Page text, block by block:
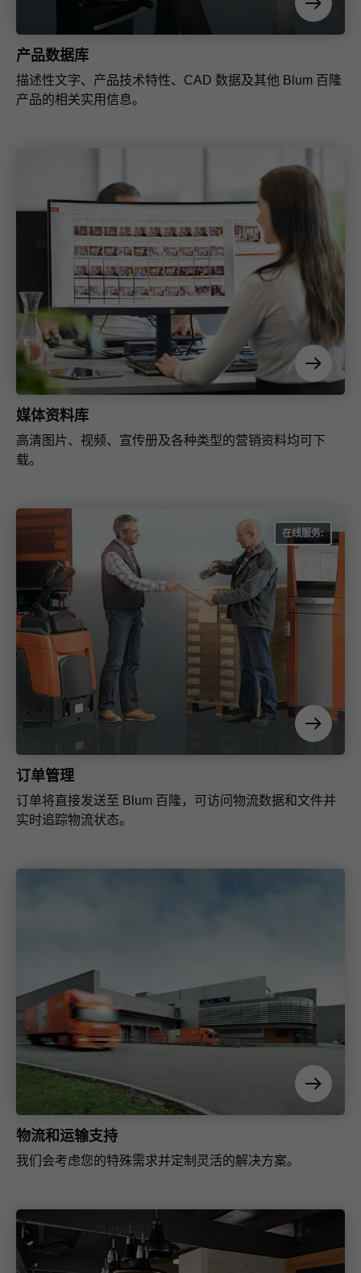
产品数据库
描述性文字、产品技术特性、CAD 数据及其他 Blum 百隆
产品的相关实用信息。
导入 CAD/CAM 软件的应用程序
您可以毫不费力地从我们的柜体配置工具中将柜体及五金
件数据导入 CAD/CAM 软件中。
导入在线商店的应用程序
将完整的五金件清单从我们的柜体配置工具中直接导入所
选经销商的在线商店系统中。
加工工具选择器
每款产品都能找到相应的加工辅助工具。
产品数据库
描述性文字、产品技术特性、CAD 数据及其他 Blum 百隆
产品的相关实用信息。
媒体资料库
高清图片、视频、宣传册及各种类型的营销资料均可下
载。
在线服务:
订单管理
订单将直接发送至 Blum 百隆，可访问物流数据和文件并
实时追踪物流状态。
物流和运输支持
我们会考虑您的特殊需求并定制灵活的解决方案。